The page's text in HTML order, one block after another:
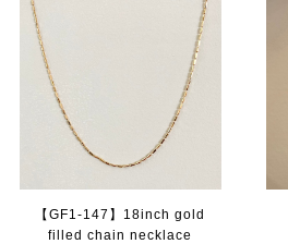
【GF1-147】18inch gold
filled chain necklace